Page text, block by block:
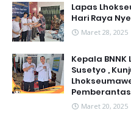
Lapas
Hari Raya
Maret 28, 2025
Kepala
Susetyo ,
Maret 20, 2025